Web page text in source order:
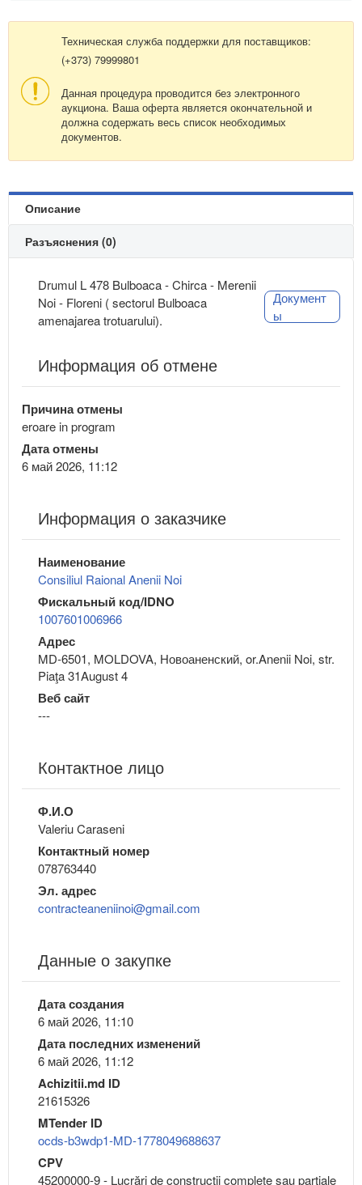
Техническая служба поддержки для поставщиков:
(+373) 79999801
Данная процедура проводится без электронного
аукциона. Ваша оферта является окончательной и
должна содержать весь список необходимых
документов.
Описание
Разъяснения (0)
Drumul L 478 Bulboaca - Chirca - Merenii
Noi - Floreni ( sectorul Bulboaca
amenajarea trotuarului).
Документ
ы
Информация об отмене
Причина отмены
eroare in program
Дата отмены
6 май 2026, 11:12
Информация о заказчике
Наименование
Consiliul Raional Anenii Noi
Фискальный код/IDNO
1007601006966
Адрес
MD-6501, MOLDOVA, Новоаненский, or.Anenii Noi, str.
Piaţa 31August 4
Веб сайт
---
Контактное лицо
Ф.И.О
Valeriu Caraseni
Контактный номер
078763440
Эл. адрес
contracteaneniinoi@gmail.com
Данные о закупке
Дата создания
6 май 2026, 11:10
Дата последних изменений
6 май 2026, 11:12
Achizitii.md ID
21615326
MTender ID
ocds-b3wdp1-MD-1778049688637
CPV
45200000-9 - Lucrări de construcţii complete sau parţiale